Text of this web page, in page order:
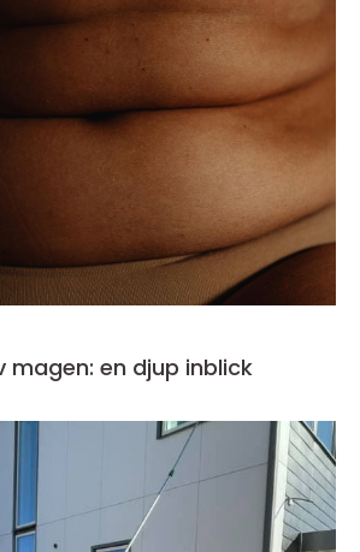
magen: en djup inblick